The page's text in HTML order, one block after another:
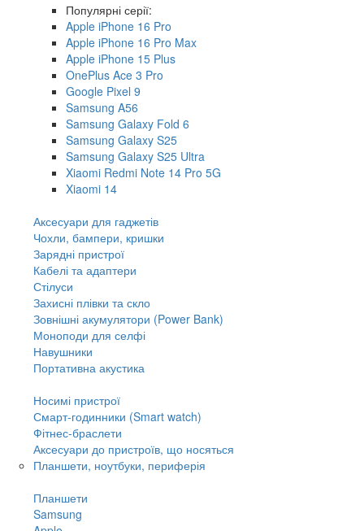
Популярні серії:
Apple iPhone 16 Pro
Apple iPhone 16 Pro Max
Apple iPhone 15 Plus
OnePlus Ace 3 Pro
Google Pixel 9
Samsung A56
Samsung Galaxy Fold 6
Samsung Galaxy S25
Samsung Galaxy S25 Ultra
Xiaomi Redmi Note 14 Pro 5G
Xiaomi 14
Аксесуари для гаджетів
Чохли, бампери, кришки
Зарядні пристрої
Кабелі та адаптери
Стілуси
Захисні плівки та скло
Зовнішні акумулятори (Power Bank)
Моноподи для селфі
Навушники
Портативна акустика
Носимі пристрої
Смарт-годинники (Smart watch)
Фітнес-браслети
Аксесуари до пристроїв, що носяться
Планшети, ноутбуки, периферія
Планшети
Samsung